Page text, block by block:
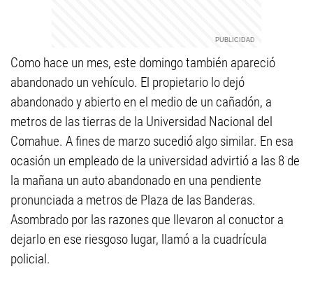
Como hace un mes, este domingo también apareció
abandonado un vehículo. El propietario lo dejó
abandonado y abierto en el medio de un cañadón, a
metros de las tierras de la Universidad Nacional del
Comahue. A fines de marzo sucedió algo similar. En esa
ocasión un empleado de la universidad advirtió a las 8 de
la mañana un auto abandonado en una pendiente
pronunciada a metros de Plaza de las Banderas.
Asombrado por las razones que llevaron al conuctor a
dejarlo en ese riesgoso lugar, llamó a la cuadrícula
policial.